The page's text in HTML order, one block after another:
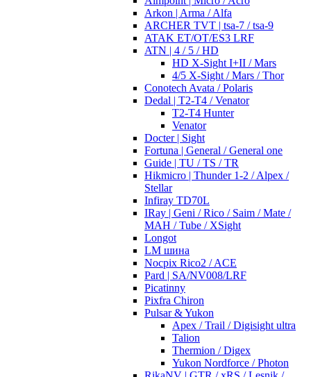
Arkon | Arma / Alfa
ARCHER TVT | tsa-7 / tsa-9
ATAK ET/OT/ES3 LRF
ATN | 4 / 5 / HD
HD X-Sight I+II / Mars
4/5 X-Sight / Mars / Thor
Conotech Avata / Polaris
Dedal | T2-T4 / Venator
T2-T4 Hunter
Venator
Docter | Sight
Fortuna | General / General one
Guide | TU / TS / TR
Hikmicro | Thunder 1-2 / Alpex /
Stellar
Infiray TD70L
IRay | Geni / Rico / Saim / Mate /
MAH / Tube / XSight
Longot
LM шина
Nocpix Rico2 / ACE
Pard | SA/NV008/LRF
Picatinny
Pixfra Chiron
Pulsar & Yukon
Apex / Trail / Digisight ultra
Talion
Thermion / Digex
Yukon Nordforce / Photon